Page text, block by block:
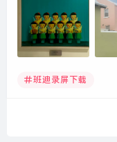
班迪录屏下载